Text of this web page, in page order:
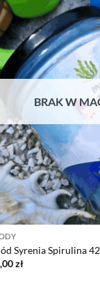
BRAK W
Syrenia Spirulina
zł